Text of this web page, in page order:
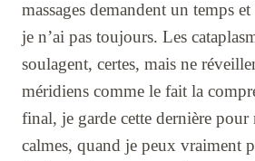
massages demandent un temps
je n’ai pas toujours. Les
soulagent, certes, mais ne
méridiens comme le fait la
final, je garde cette dernière pour
calmes, quand je peux vraiment